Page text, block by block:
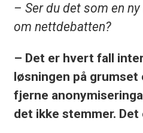
– Ser du det som en
om nettdebatten?
– Det er hvert fall
løsningen på grumset
fjerne
det ikke stemmer.